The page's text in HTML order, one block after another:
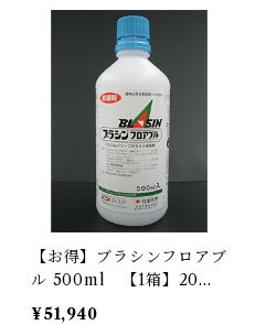
【お得】ブラシンフロアブ
ル 500ml 【1箱】20本
入
¥51,940